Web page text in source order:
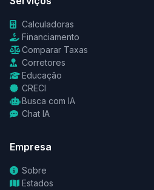
Calculadoras
Financiamento
Comparar Taxas
Corretores
Educação
CRECI
Busca com IA
Chat IA
Empresa
Sobre
Estados